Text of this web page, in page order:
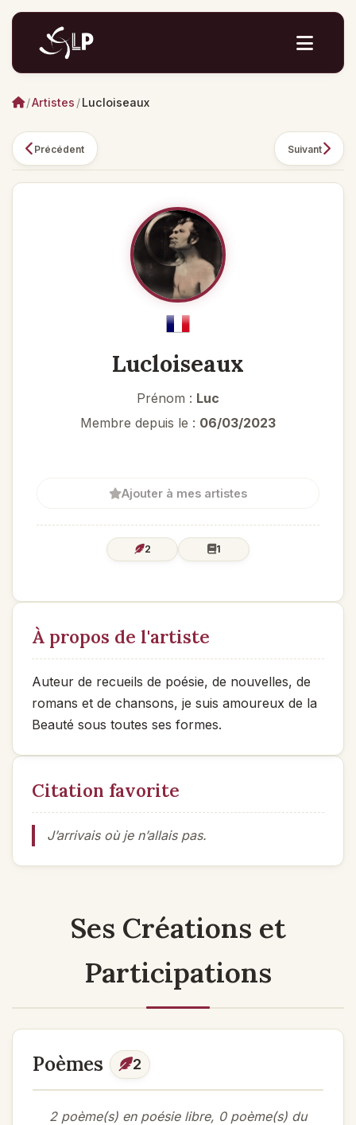
/Artistes /Lucloiseaux
Précédent Suivant
Lucloiseaux
Prénom : Luc
Membre depuis le : 06/03/2023
Ajouter à mes artistes
2 1
À propos de l'artiste
Auteur de recueils de poésie, de nouvelles, de
romans et de chansons, je suis amoureux de la
Beauté sous toutes ses formes.
Citation favorite
J’arrivais où je n’allais pas.
Ses Créations et
Participations
Poèmes 2
2 poème(s) en poésie libre, 0 poème(s) du